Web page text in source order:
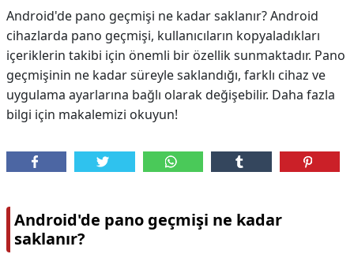
Android'de pano geçmişi ne kadar saklanır? Android
cihazlarda pano geçmişi, kullanıcıların kopyaladıkları
içeriklerin takibi için önemli bir özellik sunmaktadır. Pano
geçmişinin ne kadar süreyle saklandığı, farklı cihaz ve
uygulama ayarlarına bağlı olarak değişebilir. Daha fazla
bilgi için makalemizi okuyun!
Android'de pano geçmişi ne kadar
saklanır?